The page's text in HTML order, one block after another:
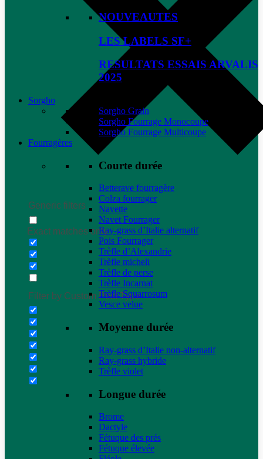
Generic filters
Exact matches only
Filter by Custom Post Type
NOUVEAUTES
LES LABELS SF+
RESULTATS ESSAIS ARVALIS
2025
Sorgho
Sorgho Grain
Sorgho Fourrage Monocoupe
Sorgho Fourrage Multicoupe
Fourragères
Courte durée
Betterave fourragère
Colza fourrager
Navette
Navet Fourrager
Ray-grass d’Italie alternatif
Pois Fourrager
Trèfle d’Alexandrie
Trèfle micheli
Trèfle de perse
Trèfle Incarnat
Trèfle Squarrosum
Vesce velue
Moyenne durée
Ray-grass d’Italie non-alternatif
Ray-grass hybride
Trèfle violet
Longue durée
Brome
Dactyle
Fétuque des prés
Fétuque élevée